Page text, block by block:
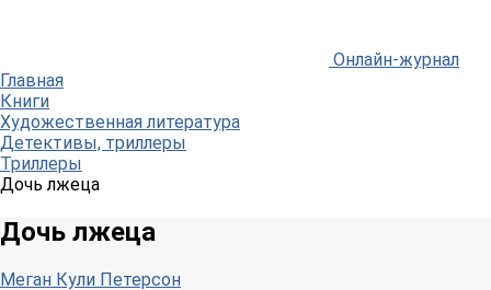
Онлайн-журнал
Главная
Книги
Художественная литература
Детективы, триллеры
Триллеры
Дочь лжеца
Дочь лжеца
Меган Кули Петерсон